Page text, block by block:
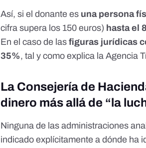
Así, si el donante es una persona
cifra supera los 150 euros) hasta el
En el caso de lasfiguras jurídicas
35%, tal y como explica la Agencia
La Consejería de
dinero más allá de “la
Ninguna de las administraciones
indicado explícitamente a dónde ha